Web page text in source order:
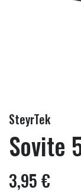
SteyrTek
Sovite
3,95 €